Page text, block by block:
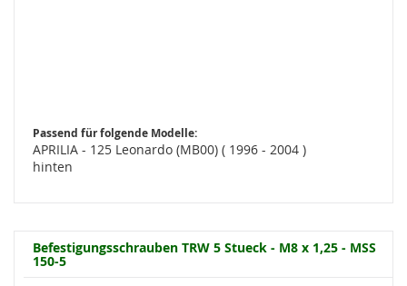
Passend für folgende Modelle:
APRILIA - 125 Leonardo (MB00) ( 1996 - 2004 )
hinten
Befestigungsschrauben TRW 5 Stueck - M8 x 1,25 - MSS
150-5